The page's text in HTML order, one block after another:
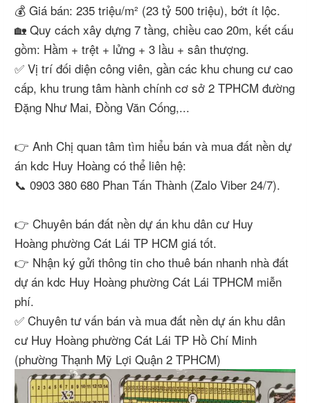
💰 Giá bán: 235 triệu/m² (23 tỷ 500 triệu), bớt ít lộc.
🏡 Quy cách xây dựng 7 tầng, chiều cao 20m, kết cấu
gồm: Hầm + trệt + lửng + 3 lầu + sân thượng.
✅ Vị trí đối diện công viên, gần các khu chung cư cao
cấp, khu trung tâm hành chính cơ sở 2 TPHCM đường
Đặng Như Mai, Đồng Văn Cống,...
👉 Anh Chị quan tâm tìm hiểu bán và mua đất nền dự
án kdc Huy Hoàng có thể liên hệ:
📞 0903 380 680 Phan Tấn Thành (Zalo Viber 24/7).
👉 Chuyên bán đất nền dự án khu dân cư Huy
Hoàng phường Cát Lái TP HCM giá tốt.
👉 Nhận ký gửi thông tin cho thuê bán nhanh nhà đất
dự án kdc Huy Hoàng phường Cát Lái TPHCM miễn
phí.
✅ Chuyên tư vấn bán và mua đất nền dự án khu dân
cư Huy Hoàng phường Cát Lái TP Hồ Chí Minh
(phường Thạnh Mỹ Lợi Quận 2 TPHCM)